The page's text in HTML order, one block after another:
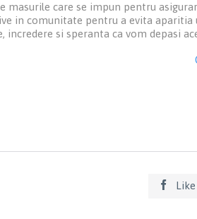
masurile care se impun pentru
in comunitate pentru a evita aparitia
incredere si speranta ca vom depasi
 Like